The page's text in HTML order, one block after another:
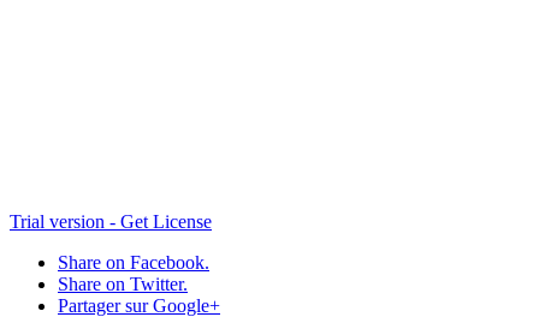
Trial version - Get License
Share on Facebook.
Share on Twitter.
Partager sur Google+